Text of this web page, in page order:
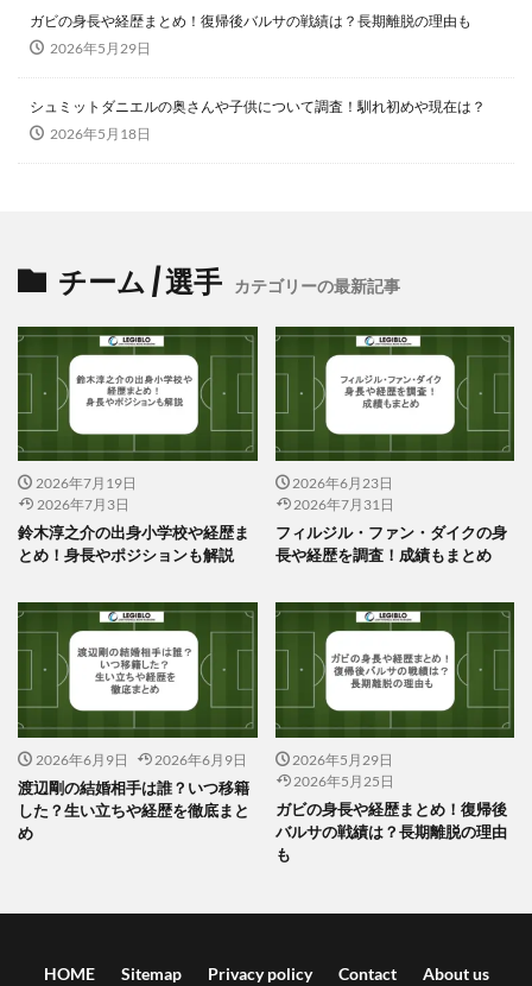
ガビの身長や経歴まとめ！復帰後バルサの戦績は？長期離脱の理由も
2026年5月29日
シュミットダニエルの奥さんや子供について調査！馴れ初めや現在は？
2026年5月18日
チーム / 選手 カテゴリーの最新記事
2026年7月19日
2026年7月3日
鈴木淳之介の出身小学校や経歴ま
とめ！身長やポジションも解説
2026年6月23日
2026年7月31日
フィルジル・ファン・ダイクの身
長や経歴を調査！成績もまとめ
2026年6月9日 2026年6月9日
渡辺剛の結婚相手は誰？いつ移籍
した？生い立ちや経歴を徹底まと
め
2026年5月29日
2026年5月25日
ガビの身長や経歴まとめ！復帰後
バルサの戦績は？長期離脱の理由
も
HOME Sitemap Privacy policy Contact About us